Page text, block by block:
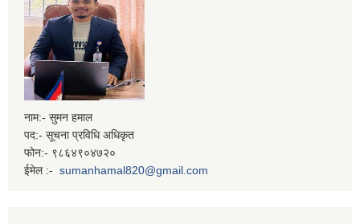
नाम:- सुमन हमाल
पद:- सूचना प्रविधि अधिकृत
फोन:- ९८६४९०४७२०
ईमेल :- sumanhamal820@gmail.com